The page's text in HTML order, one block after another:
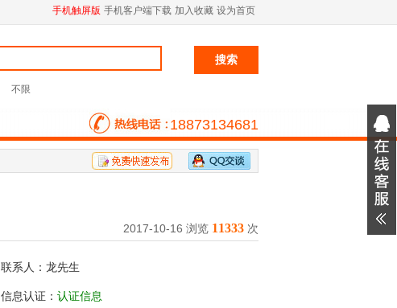
手机触屏版 手机客户端下载 加入收藏 设为首页
不限
18873134681
2017-10-16 浏览 11333 次
联系人：龙先生
信息认证： 认证信息